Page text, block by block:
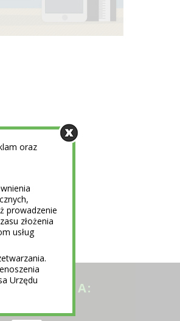
NAS NA:
oraz
prowadzenie
złożenia
usług
Urzędu